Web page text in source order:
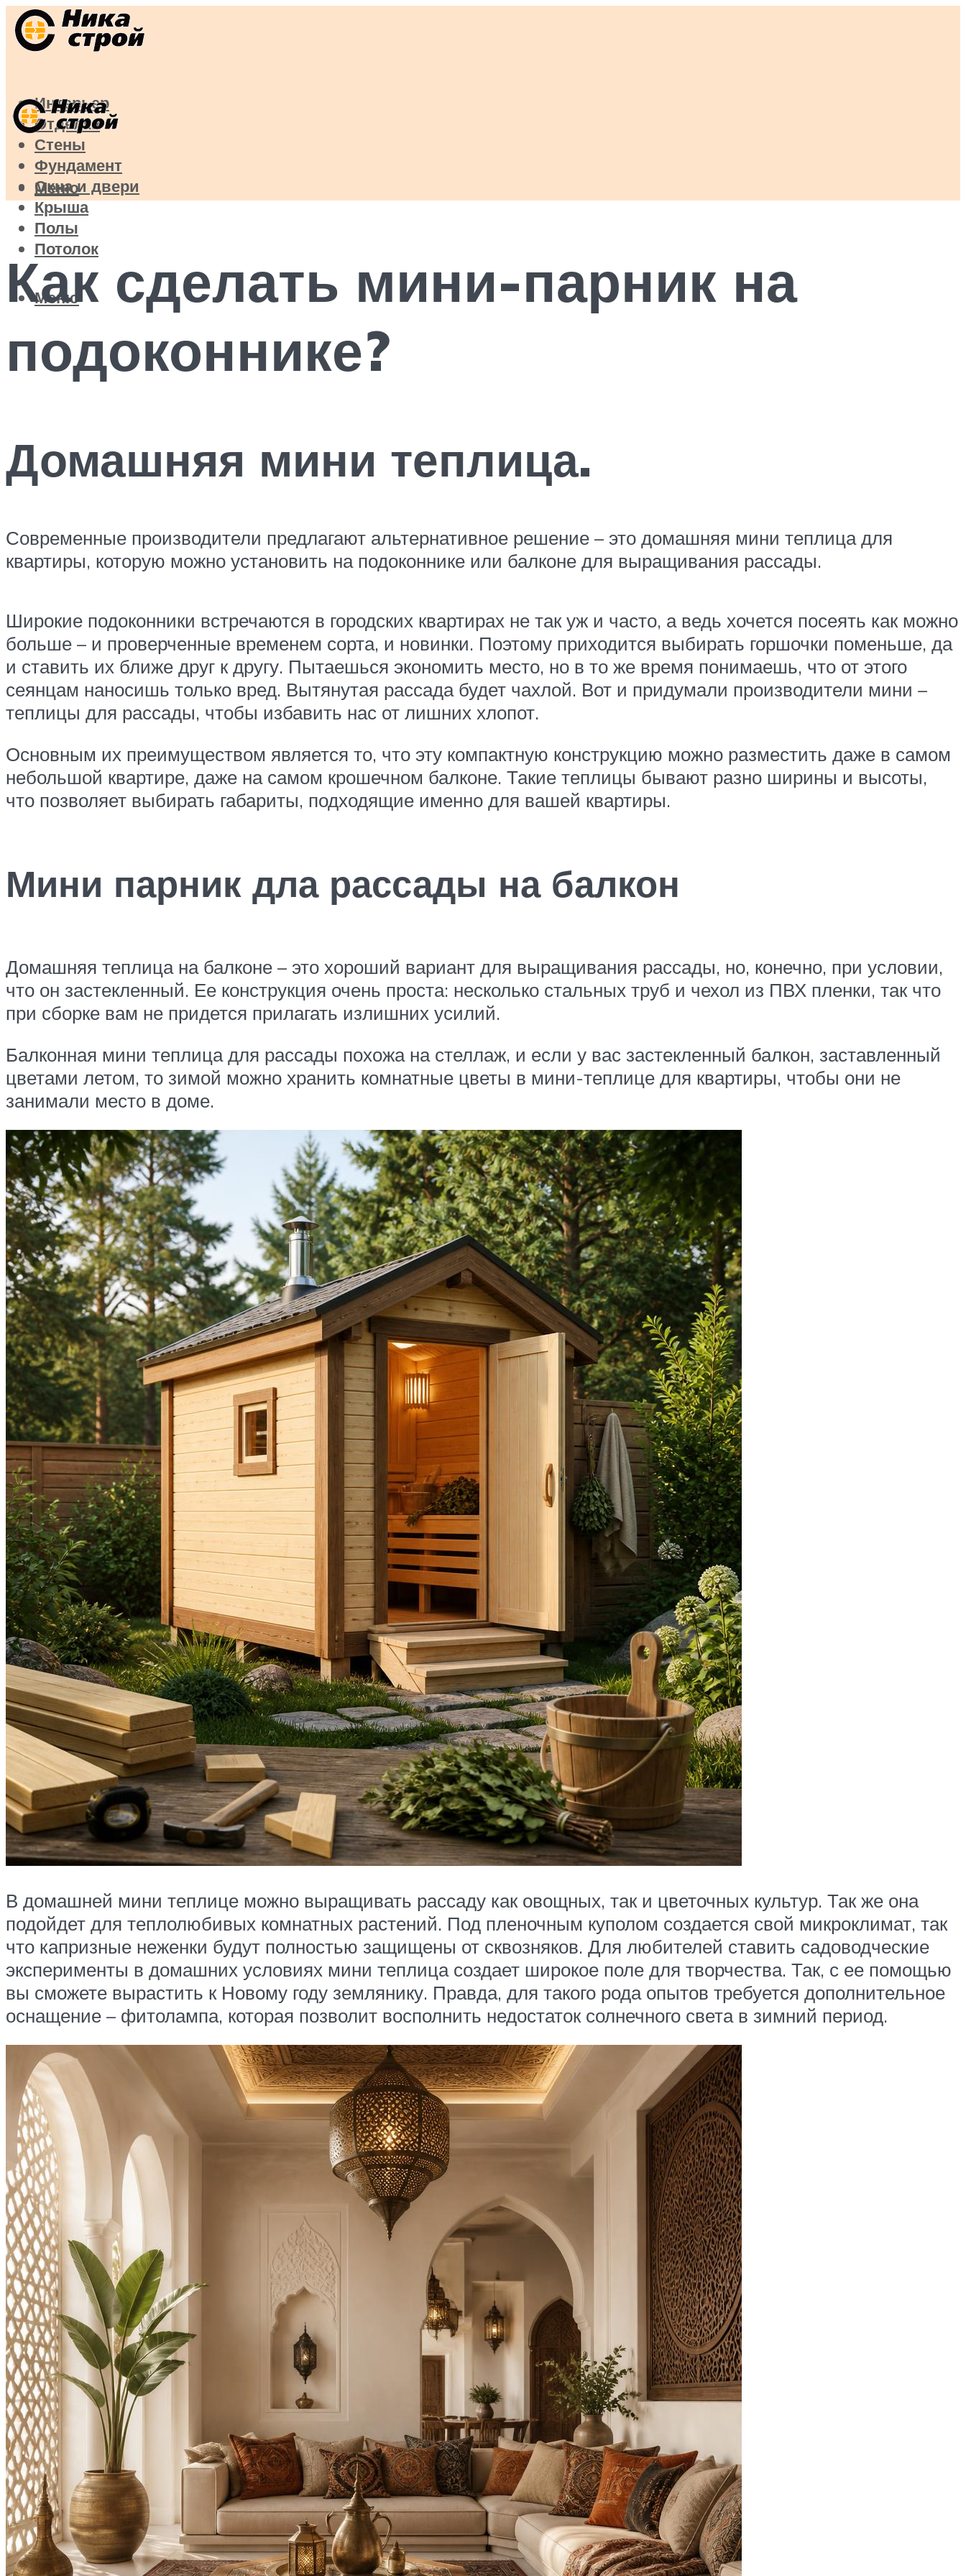
Интерьер
Отделка
Стены
Фундамент
Окна и двери
Крыша
Полы
Потолок
Меню
Меню
Как сделать мини-парник на
подоконнике?
Домашняя мини теплица.
Современные производители предлагают альтернативное решение – это домашняя мини теплица для
квартиры, которую можно установить на подоконнике или балконе для выращивания рассады.
Широкие подоконники встречаются в городских квартирах не так уж и часто, а ведь хочется посеять как можно
больше – и проверченные временем сорта, и новинки. Поэтому приходится выбирать горшочки поменьше, да
и ставить их ближе друг к другу. Пытаешься экономить место, но в то же время понимаешь, что от этого
сеянцам наносишь только вред. Вытянутая рассада будет чахлой. Вот и придумали производители мини –
теплицы для рассады, чтобы избавить нас от лишних хлопот.
Основным их преимуществом является то, что эту компактную конструкцию можно разместить даже в самом
небольшой квартире, даже на самом крошечном балконе. Такие теплицы бывают разно ширины и высоты,
что позволяет выбирать габариты, подходящие именно для вашей квартиры.
Мини парник дла рассады на балкон
Домашняя теплица на балконе – это хороший вариант для выращивания рассады, но, конечно, при условии,
что он застекленный. Ее конструкция очень проста: несколько стальных труб и чехол из ПВХ пленки, так что
при сборке вам не придется прилагать излишних усилий.
Балконная мини теплица для рассады похожа на стеллаж, и если у вас застекленный балкон, заставленный
цветами летом, то зимой можно хранить комнатные цветы в мини-теплице для квартиры, чтобы они не
занимали место в доме.
В домашней мини теплице можно выращивать рассаду как овощных, так и цветочных культур. Так же она
подойдет для теплолюбивых комнатных растений. Под пленочным куполом создается свой микроклимат, так
что капризные неженки будут полностью защищены от сквозняков. Для любителей ставить садоводческие
эксперименты в домашних условиях мини теплица создает широкое поле для творчества. Так, с ее помощью
вы сможете вырастить к Новому году землянику. Правда, для такого рода опытов требуется дополнительное
оснащение – фитолампа, которая позволит восполнить недостаток солнечного света в зимний период.